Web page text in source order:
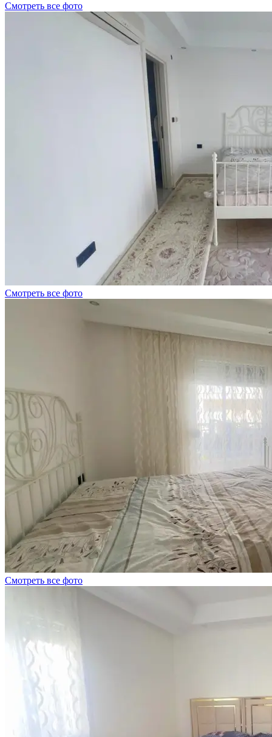
Смотреть все фото
Смотреть все фото
Смотреть все фото